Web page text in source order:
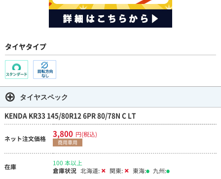
タイヤタイプ
タイヤスペック
KENDA KR33 145/80R12 6PR 80/78N C LT
ネット注文価格 3,800 円(税込)
商用車用
在庫
100 本以上
倉庫状況 北海道: 関東: 東海: 九州: